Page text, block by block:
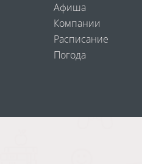
Афиша
Компании
Расписание
Погода